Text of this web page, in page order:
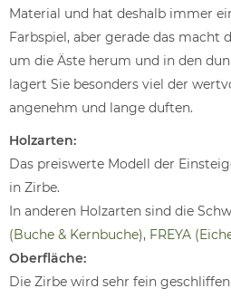
Material und hat deshalb immer
Farbspiel, aber gerade das macht
um die Äste herum und in den
lagert Sie besonders viel der
angenehm und lange duften.
Holzarten:
Das preiswerte Modell der
in Zirbe.
In anderen Holzarten sind die
(Buche & Kernbuche), FREYA
Oberfläche:
Die Zirbe wird sehr fein